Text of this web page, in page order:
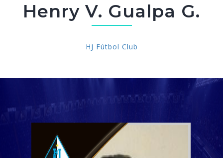
Henry V. Gualpa G.
HJ Fútbol Club